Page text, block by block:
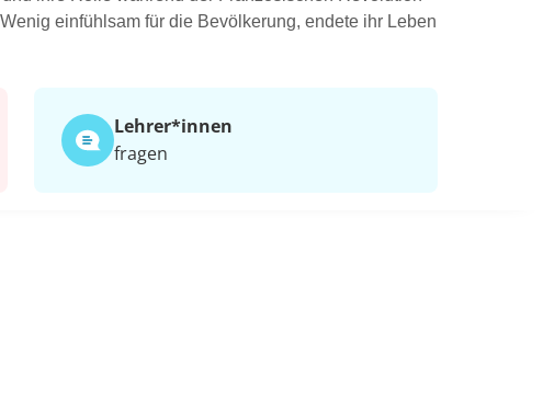
einfühlsam für die Bevölkerung, endete ihr Leben
Lehrer*​innen
fragen